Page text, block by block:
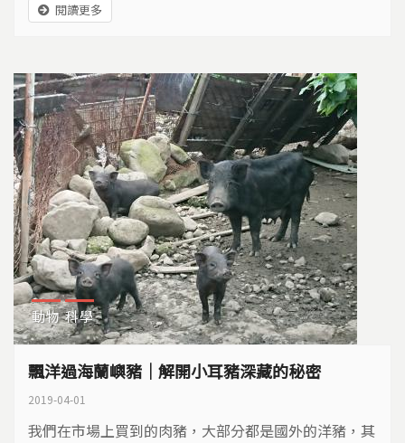
閱讀更多
動物 科學
飄洋過海蘭嶼豬｜解開小耳豬深藏的秘密
2019-04-01
我們在市場上買到的肉豬，大部分都是國外的洋豬，其